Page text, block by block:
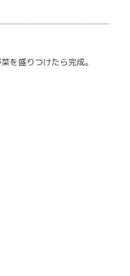
を盛りつけたら完成。